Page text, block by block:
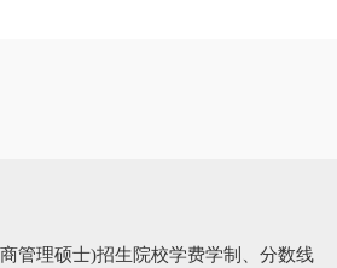
管理硕士)招生院校学费学制、分数线